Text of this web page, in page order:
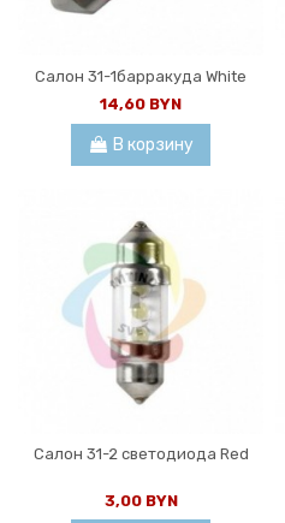
Салон 31-1барракуда White
14,60 BYN
В корзину
Салон 31-2 светодиода Red
3,00 BYN